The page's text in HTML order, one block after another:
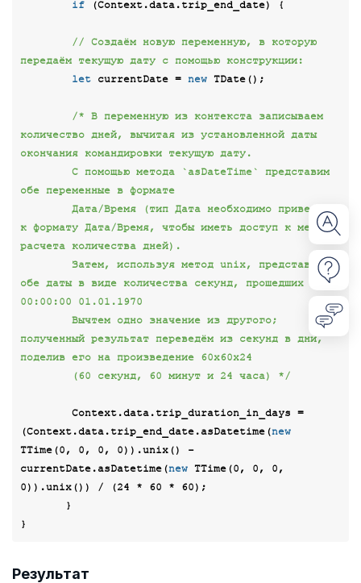
if (Context.data.trip_end_date) {
// Создаём новую переменную, в которую
передаём текущую дату с помощью конструкции:
let currentDate = new TDate();
/* В переменную из контекста записываем
количество дней, вычитая из установленной даты
окончания командировки текущую дату.
обе переменные в формате
к формату Дата/Время, чтобы иметь доступ к методу
расчета количества дней).
обе даты в виде количества секунд, прошедших от
00:00:00 01.01.1970
полученный результат переведём из секунд в дни,
поделив его на произведение 60x60x24
        (60 секунд, 60 минут и 24 часа) */
(Context.data.trip_end_date.asDatetime(new
TTime(0, 0, 0, 0)).unix() -
currentDate.asDatetime(new TTime(0, 0, 0
0)).unix()) / (24 * 60 * 60);
Результат